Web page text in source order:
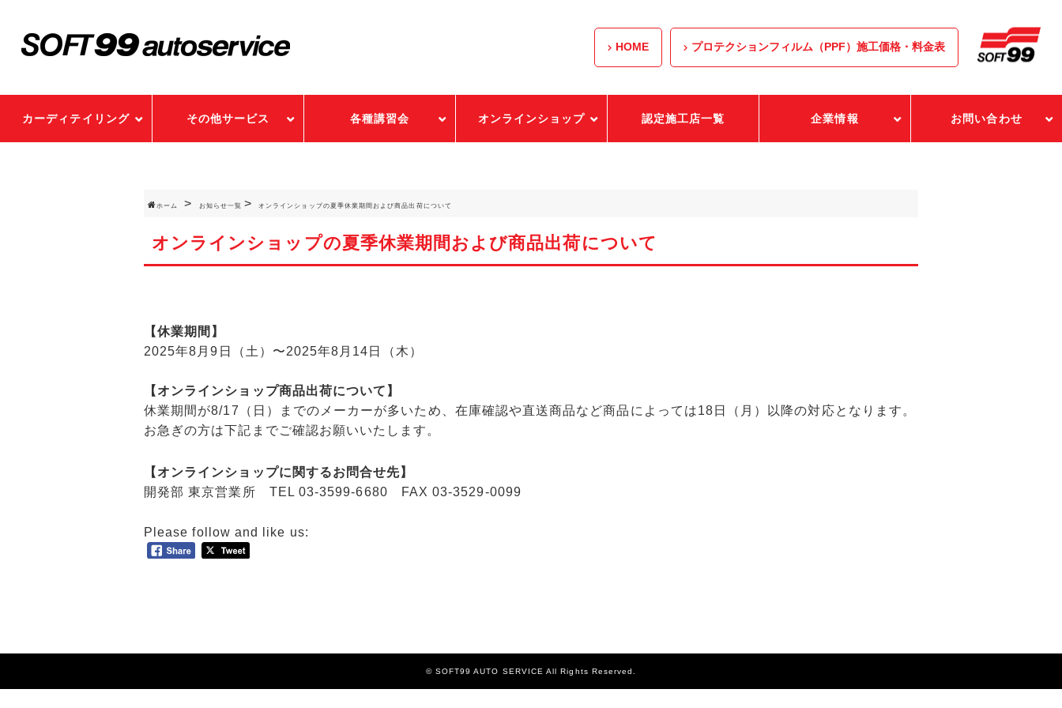
HOME プロテクションフィルム（PPF）施工価格・料金表
カーディテイリング その他サービス 各種講習会 オンラインショップ 認定施工店一覧 企業情報 お問い合わせ
ホーム お知らせ一覧 オンラインショップの夏季休業期間および商品出荷について
オンラインショップの夏季休業期間および商品出荷について
【休業期間】
2025年8月9日（土）〜2025年8月14日（木）
【オンラインショップ商品出荷について】
休業期間が8/17（日）までのメーカーが多いため、在庫確認や直送商品など商品によっては18日（月）以降の対応となります。
お急ぎの方は下記までご確認お願いいたします。
【オンラインショップに関するお問合せ先】
開発部 東京営業所 TEL 03-3599-6680 FAX 03-3529-0099
Please follow and like us:
© SOFT99 AUTO SERVICE All Rights Reserved.